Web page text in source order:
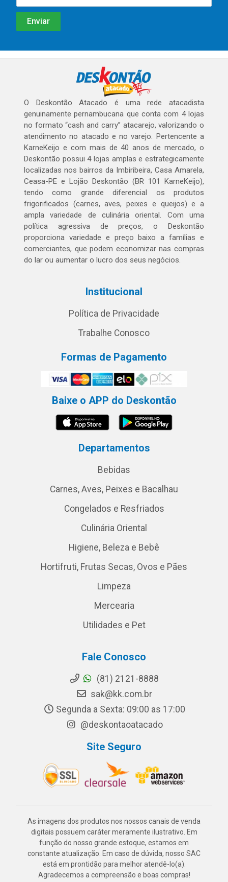
O Deskontão Atacado é uma rede atacadista
genuinamente pernambucana que conta com 4 lojas
no formato “cash and carry” atacarejo, valorizando o
atendimento no atacado e no varejo. Pertencente a
KarneKeijo e com mais de 40 anos de mercado, o
Deskontão possui 4 lojas amplas e estrategicamente
localizadas nos bairros da Imbiribeira, Casa Amarela,
Ceasa-PE e Lojão Deskontão (BR 101 KarneKeijo),
tendo como grande diferencial os produtos
frigorificados (carnes, aves, peixes e queijos) e a
ampla variedade de culinária oriental. Com uma
política agressiva de preços, o Deskontão
proporciona variedade e preço baixo a famílias e
comerciantes, que podem economizar nas compras
do lar ou aumentar o lucro dos seus negócios.
Institucional
Política de Privacidade
Trabalhe Conosco
Formas de Pagamento
Baixe o APP do Deskontão
Departamentos
Bebidas
Carnes, Aves, Peixes e Bacalhau
Congelados e Resfriados
Culinária Oriental
Higiene, Beleza e Bebê
Hortifruti, Frutas Secas, Ovos e Pães
Limpeza
Mercearia
Utilidades e Pet
Fale Conosco
(81) 2121-8888
sak@kk.com.br
Segunda a Sexta: 09:00 as 17:00
@deskontaoatacado
Site Seguro
As imagens dos produtos nos nossos canais de venda
digitais possuem caráter meramente ilustrativo. Em
função do nosso grande estoque, estamos em
constante atualização. Em caso de dúvida, nosso SAC
está em prontidão para melhor atendê-lo(a).
Agradecemos a compreensão e boas compras!